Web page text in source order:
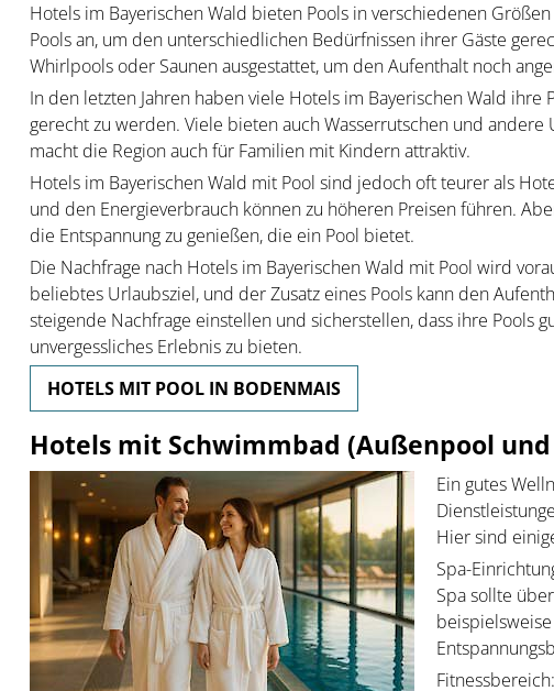
Hotels im Bayerischen Wald bieten Pools in verschiedenen
Pools an, um den unterschiedlichen Bedürfnissen ihrer Gäste
Whirlpools oder Saunen ausgestattet, um den Aufenthalt noch
In den letzten Jahren haben viele Hotels im Bayerischen Wald
gerecht zu werden. Viele bieten auch Wasserrutschen und
macht die Region auch für Familien mit Kindern attraktiv.
Hotels im Bayerischen Wald mit Pool sind jedoch oft teurer als
und den Energieverbrauch können zu höheren Preisen führen.
die Entspannung zu genießen, die ein Pool bietet.
Die Nachfrage nach Hotels im Bayerischen Wald mit Pool wird
beliebtes Urlaubsziel, und der Zusatz eines Pools kann den
steigende Nachfrage einstellen und sicherstellen, dass ihre Pools
unvergessliches Erlebnis zu bieten.
HOTELS MIT POOL IN BODENMAIS
Hotels mit Schwimmbad (Außenpool
Ein gutes
Hier sind
Spa-
Spa sollte